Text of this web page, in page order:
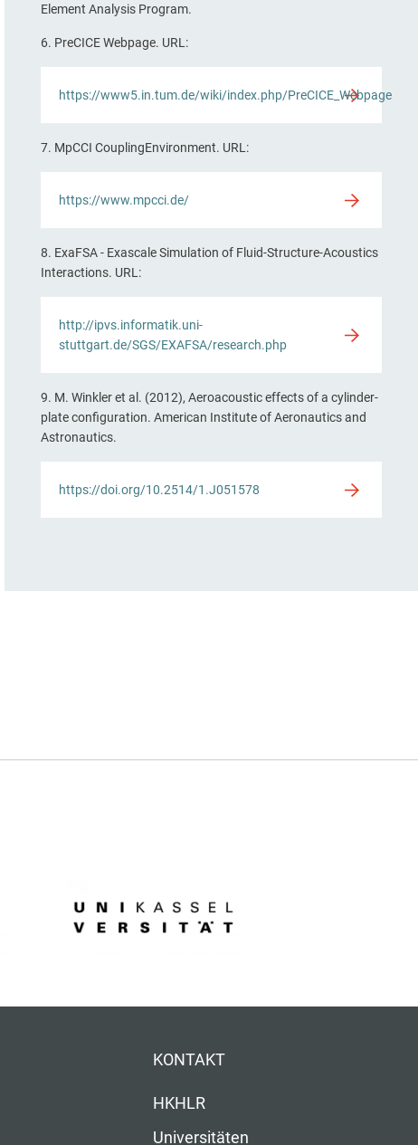
Element Analysis Program.
6. PreCICE Webpage. URL:
https://www5.in.tum.de/wiki/index.php/PreCICE_Webpage
7. MpCCI CouplingEnvironment. URL:
https://www.mpcci.de/
8. ExaFSA - Exascale Simulation of Fluid-Structure-Acoustics
Interactions. URL:
http://ipvs.informatik.uni-
stuttgart.de/SGS/EXAFSA/research.php
9. M. Winkler et al. (2012), Aeroacoustic effects of a cylinder-
plate configuration. American Institute of Aeronautics and
Astronautics.
https://doi.org/10.2514/1.J051578
KONTAKT
HKHLR
Universitäten